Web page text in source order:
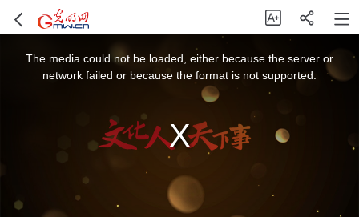
The media could not be loaded, either because the server or
network failed or because the format is not supported.